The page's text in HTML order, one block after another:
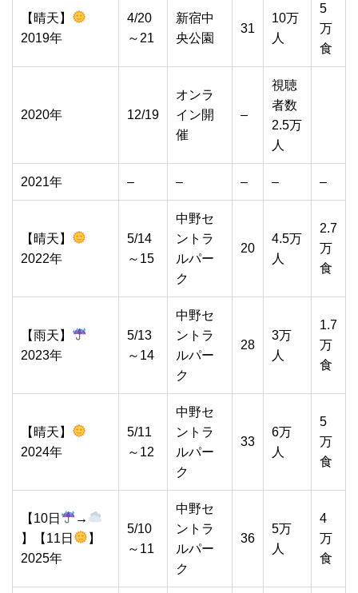
【晴天】
2019年
4/20
～21
新宿中
央公園
31
10万
人
5
万
食
2020年 12/19
オンラ
イン開
催
–
視聴
者数
2.5万
人
2021年 – – – – –
【晴天】
2022年
5/14
～15
中野セ
ントラ
ルパー
ク
20
4.5万
人
2.7
万
食
【雨天】
2023年
5/13
～14
中野セ
ントラ
ルパー
ク
28
3万
人
1.7
万
食
【晴天】
2024年
5/11
～12
中野セ
ントラ
ルパー
ク
33
6万
人
5
万
食
【10日
→
】【11日
】
2025年
5/10
～11
中野セ
ントラ
ルパー
ク
36
5万
人
4
万
食